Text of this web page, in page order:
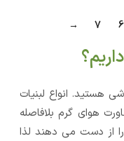
6
7
→
هستید. انواع لبنیات
هوای گرم بلافاصله
از دست می دهند لذا